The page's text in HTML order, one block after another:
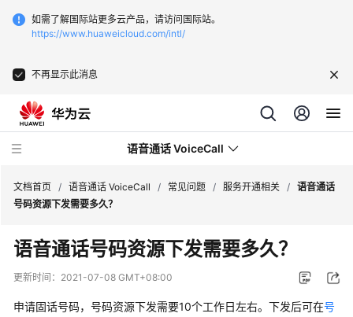
如需了解国际站更多云产品，请访问国际站。
https://www.huaweicloud.com/intl/
不再显示此消息
语音通话 VoiceCall
产
品
介
文档首页 / 语音通话 VoiceCall / 常见问题 / 服务开通相关 / 语音通话
号码资源下发需要多久？
语音通话号码资源下发需要多久？
更新时间： 2021-07-08 GMT+08:00
申请固话号码，号码资源下发需要10个工作日左右。下发后可在号